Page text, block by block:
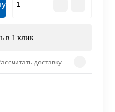
в 1 клик
доставку